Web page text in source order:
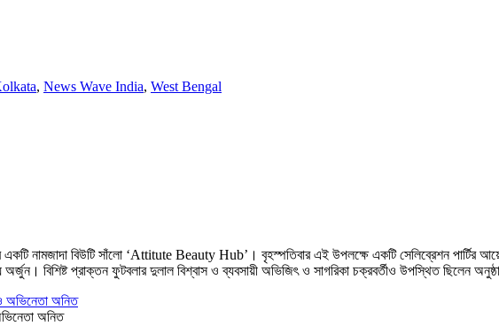
, News Wave India, West Bengal
একটি নামজাদা বিউটি সাঁলো ‘Attitute Beauty Hub’। বৃহস্পতিবার এই উপলক্ষে একটি সেলিব্রেশন
বিশিষ্ট প্রাক্তন ফুটবলার দুলাল বিশ্বাস ও ব্যবসায়ী অভিজিৎ ও সাগরিকা চক্রবর্তীও উপস্থিত ছিলেন
অনিত